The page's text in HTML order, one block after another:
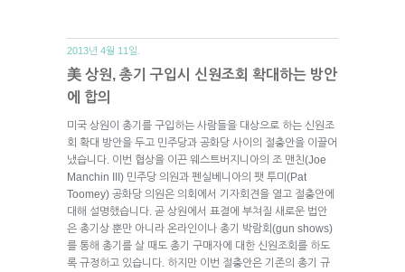
2013년 4월 11일.
美 상원, 총기 구입시 신원조회 확대하는 방안
에 합의
미국 상원이 총기를 구입하는 사람들을 대상으로 하는 신원조
회 확대 방안을 두고 민주당과 공화당 사이의 절충안을 이끌어
냈습니다. 이번 협상을 이끈 웨스트버지니아의 조 맨친(Joe
Manchin III) 민주당 의원과 펜실베니아의 팻 투미(Pat
Toomey) 공화당 의원은 의회에서 기자회견을 열고 절충안에
대해 설명했습니다. 곧 상원에서 표결에 부쳐질 새로운 법안
은 총기상 뿐만 아니라 온라인이나 총기 박람회(gun shows)
를 통해 총기를 살 때도 총기 구매자에 대한 신원조회를 하도
록 규정하고 있습니다. 하지만 이번 절충안은 기존의 총기 규